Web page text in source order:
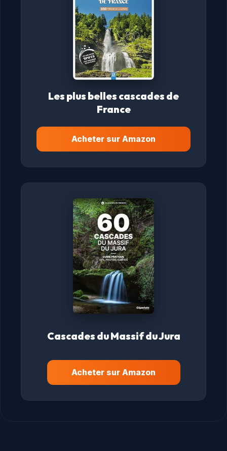
Les plus belles cascades de
France
Acheter sur Amazon
Cascades du Massif du Jura
Acheter sur Amazon